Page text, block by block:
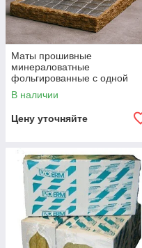
Маты прошивные
минераловатные
фольгированные с одной
стороны Мф-3
В наличии
Цену уточняйте